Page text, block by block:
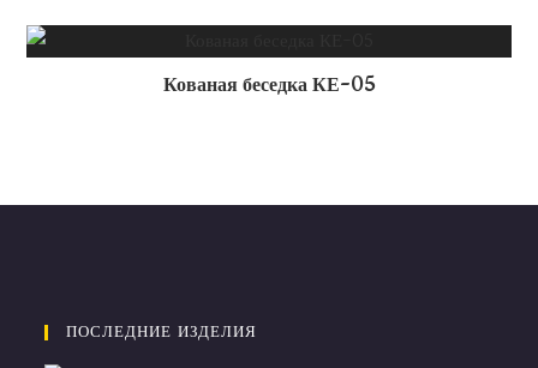
Кованая беседка КЕ-05
ПОСЛЕДНИЕ ИЗДЕЛИЯ